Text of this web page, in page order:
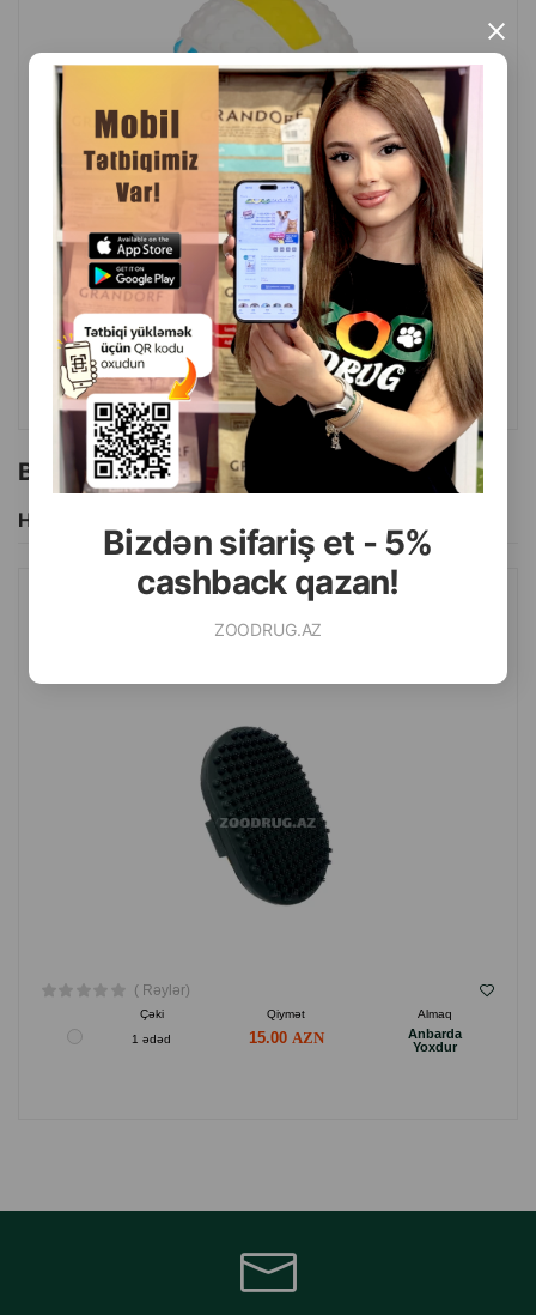
Bizdən sifariş et - 5%
cashback qazan!
ZOODRUG.AZ
×
( Rəylər)
Çəki Qiymət
Almaq
1 ədəd
5.70
ALMAQ
Bu brendin başqa məhsulları
Hamısını Gör
( Rəylər)
Çəki Qiymət
Almaq
1 ədəd
15.00
Anbarda
Yoxdur